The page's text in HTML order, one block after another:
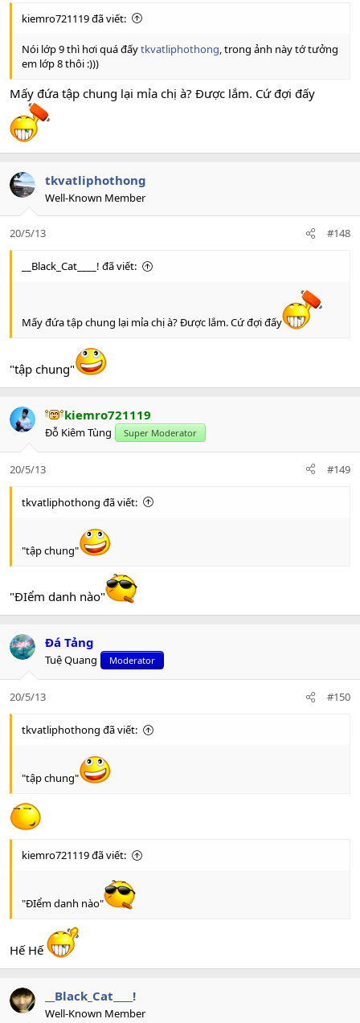
kiemro721119 đã viết:
Nói lớp 9 thì hơi quá đấytkvatliphothong , trong ảnh này tớ tưởng
em lớp 8 thôi :)))
Mấy đứa tập chung lại mỉa chị à? Được lắm. Cứ đợi đấy
tkvatliphothong
Well-Known Member
20/5/13 #148
__Black_Cat____! đã viết:
Mấy đứa tập chung lại mỉa chị à? Được lắm. Cứ đợi đấy
"tập chung"
kiemro721119
Đỗ Kiêm Tùng Super Moderator
20/5/13 #149
tkvatliphothong đã viết:
"tập chung"
"ĐIểm danh nào"
Đá Tảng
Tuệ Quang Moderator
20/5/13 #150
tkvatliphothong đã viết:
"tập chung"
kiemro721119 đã viết:
"ĐIểm danh nào"
Hế Hế
__Black_Cat____!
Well-Known Member